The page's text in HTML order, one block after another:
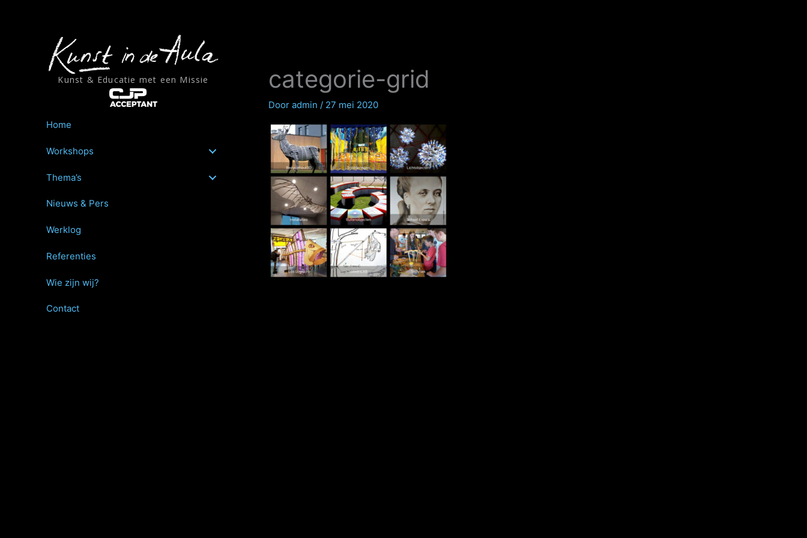
Kunst & Educatie met een Missie
Home
Workshops
Thema’s
Nieuws & Pers
Werklog
Referenties
Wie zijn wij?
Contact
categorie-grid
Door admin / 27 mei 2020